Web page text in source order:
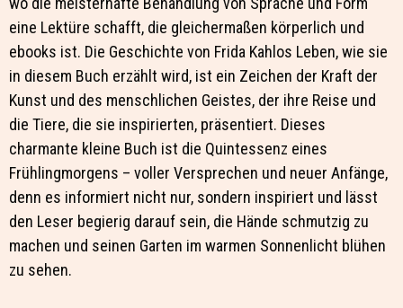
eine Lektüre schafft, die gleichermaßen körperlich und
ebooks ist. Die Geschichte von Frida Kahlos Leben, wie sie
in diesem Buch erzählt wird, ist ein Zeichen der Kraft der
Kunst und des menschlichen Geistes, der ihre Reise und
die Tiere, die sie inspirierten, präsentiert. Dieses
charmante kleine Buch ist die Quintessenz eines
Frühlingmorgens – voller Versprechen und neuer Anfänge,
denn es informiert nicht nur, sondern inspiriert und lässt
den Leser begierig darauf sein, die Hände schmutzig zu
machen und seinen Garten im warmen Sonnenlicht blühen
zu sehen.